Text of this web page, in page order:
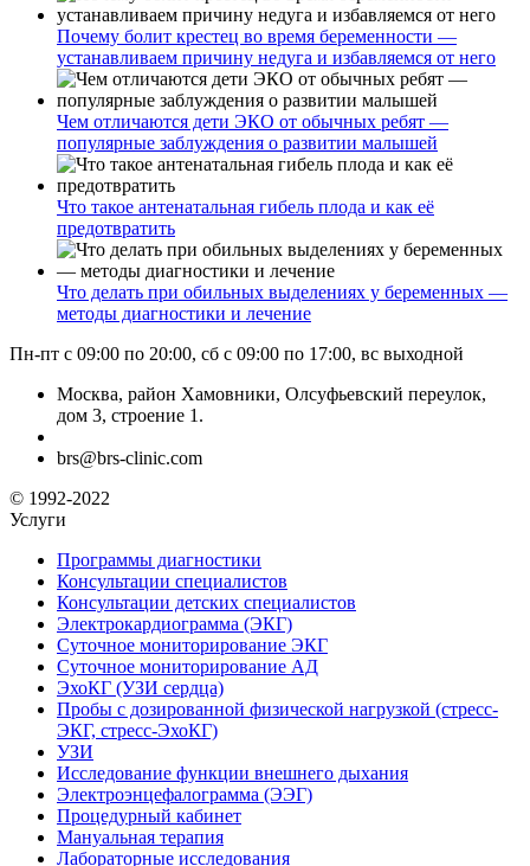
Почему болит крестец во время беременности —
устанавливаем причину недуга и избавляемся от него
Чем отличаются дети ЭКО от обычных ребят —
популярные заблуждения о развитии малышей
Что такое антенатальная гибель плода и как её
предотвратить
Что делать при обильных выделениях у беременных —
методы диагностики и лечение
Пн-пт с 09:00 по 20:00, сб с 09:00 по 17:00, вс выходной
Москва, район Хамовники, Олсуфьевский переулок,
дом 3, строение 1.
brs@brs-clinic.com
© 1992-2022
Услуги
Программы диагностики
Консультации специалистов
Консультации детских специалистов
Электрокардиограмма (ЭКГ)
Суточное мониторирование ЭКГ
Суточное мониторирование АД
ЭхоКГ (УЗИ сердца)
Пробы с дозированной физической нагрузкой (стресс-
ЭКГ, стресс-ЭхоКГ)
УЗИ
Исследование функции внешнего дыхания
Электроэнцефалограмма (ЭЭГ)
Процедурный кабинет
Мануальная терапия
Лабораторные исследования